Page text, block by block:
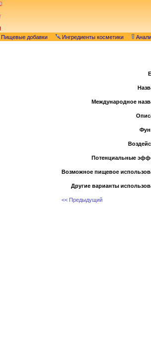
Пищевые добавки Ингредиенты косметики
Международное
Потенциальные
Возможное пищевое
Другие варианты
<< Предыдущий